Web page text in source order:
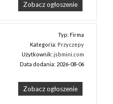
Zobacz ogłoszenie
Typ: Firma
Kategoria: Przyczepy
Użytkownik:jsbmini.com
Data dodania: 2026-08-06
Zobacz ogłoszenie